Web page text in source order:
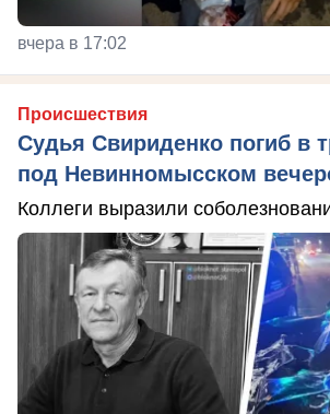
вчера в 17:02
Происшествия
Судья Свириденко погиб в
под Невинномысском
Коллеги выразили